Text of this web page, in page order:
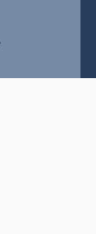
oldalra ugrik)
oldalra ugrik)
oldalra ugrik)